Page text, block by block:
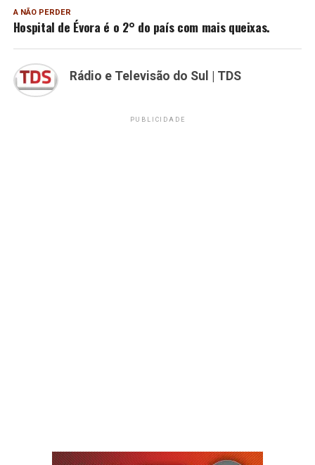
A NÃO PERDER
Hospital de Évora é o 2° do país com mais queixas.
Rádio e Televisão do Sul | TDS
PUBLICIDADE